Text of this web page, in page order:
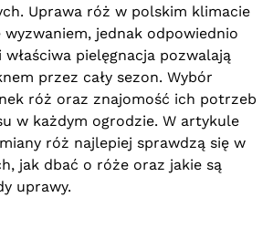
Uprawa róż w polskim klimacie
wyzwaniem, jednak odpowiednio
pielęgnacja pozwalają
przez cały sezon. Wybór
róż oraz znajomość ich potrzeb
w każdym ogrodzie. W artykule
róż najlepiej sprawdzą się w
jak dbać o róże oraz jakie są
uprawy.